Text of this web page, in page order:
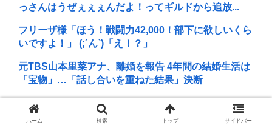
っさんはうぜぇぇぇんだよ！ってギルドから追放...
フリーザ様「ほう！戦闘力42,000！部下に欲しいくら
いですよ！」 (;´ん`)「え！？」
元TBS山本里菜アナ、離婚を報告 4年間の結婚生活は
「宝物」…「話し合いを重ねた結果」決断
日本の芸能人、続々と日本脱出
ホーム 検索 トップ サイドバー